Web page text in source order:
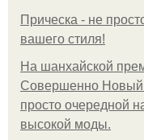
Прическа - не
вашего стиля!
На шанхайской
Совершенно Новый
просто очередной
высокой моды.